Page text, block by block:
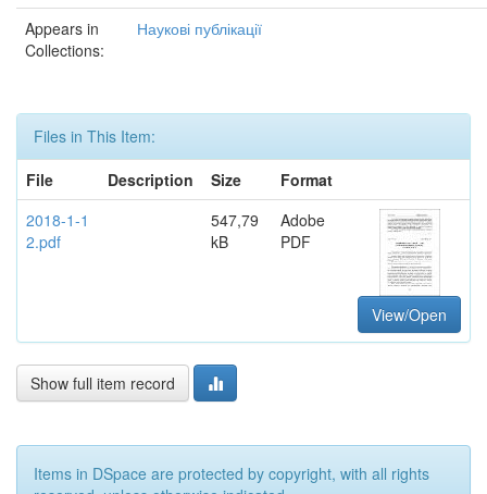
Appears in
Collections:
Наукові публікації
Files in This Item:
File
Description Size
Format
2018-1-1
2.pdf
547,79
kB
Adobe
PDF
View/Open
Show full item record
Items in DSpace are protected by copyright, with all rights